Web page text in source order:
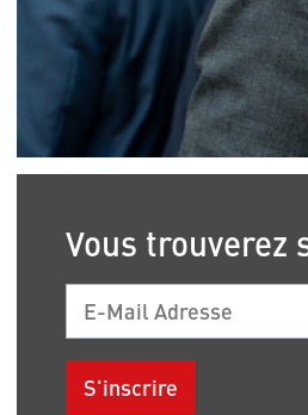
Vous trouverez
Courriel